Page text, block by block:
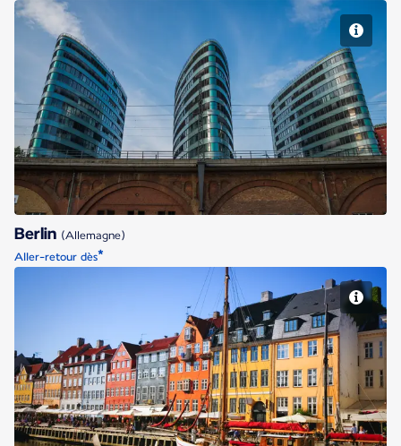
Berlin
Berlin (Allemagne)
Aller-retour dès*
Copenhague